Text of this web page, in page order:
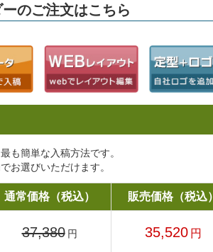
のご注文はこちら
も簡単な入稿方法です。
お選びいただけます。
通常価格（税込） 販売価格（税込）
37,380 円 35,520 円